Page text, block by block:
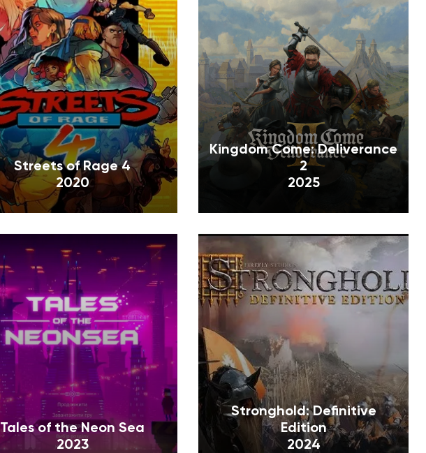
Streets of Rage 4
2020
Kingdom Come: Deliverance
2
2025
Tales of the Neon Sea
2023
Stronghold: Definitive
Edition
2024